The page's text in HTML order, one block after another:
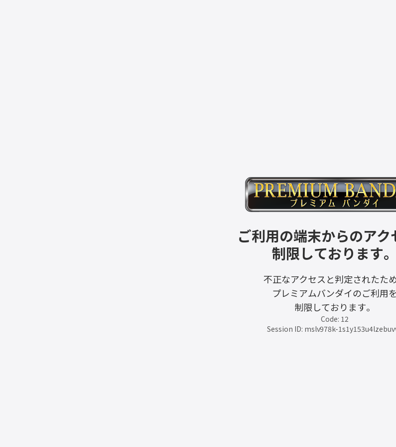
ご利用の端末からのアク
制限しております。
不正なアクセスと判定されたため
プレミアムバンダイのご利用を
制限しております。
Code: 12
Session ID: mslv978k-